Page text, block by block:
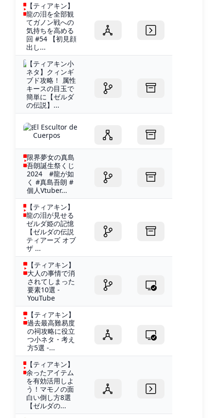
【ティアキン】
龍の泪を全部観
てガノン戦への
気持ちを高める
回 #54 【初見顔
出し...
【ティアキン小
ネタ】クィンギ
ブド攻略！ 属性
キースの目玉で
簡単に【ゼルダ
の伝説】...
El Escultor de
Cuerpos
限界夢女の真島
吾朗誕生祭くじ
2024 #龍が如
く #真島吾朗 #
個人Vtuber...
【ティアキン】
龍の泪が見せる
ゼルダ姫の記憶
【ゼルダの伝説
ティアーズ オブ
ザ ...
【ティアキン】
大人の事情で消
されてしまった
要素10選 -
YouTube
【ティアキン】
過去最高難易度
の祠攻略に役立
つ小ネタ・考え
方5選 -...
【ティアキン】
余ったアイテム
を有効活用しよ
う！マモノの面
白い倒し方8選
【ゼルダの...